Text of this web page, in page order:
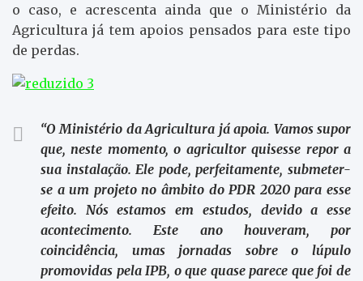
o caso, e acrescenta ainda que o Ministério da
Agricultura já tem apoios pensados para este tipo
de perdas.
“O Ministério da Agricultura já apoia. Vamos supor
que, neste momento, o agricultor quisesse repor a
sua instalação. Ele pode, perfeitamente, submeter-
se a um projeto no âmbito do PDR 2020 para esse
efeito. Nós estamos em estudos, devido a esse
acontecimento. Este ano houveram, por
coincidência, umas jornadas sobre o lúpulo
promovidas pela IPB, o que quase parece que foi de